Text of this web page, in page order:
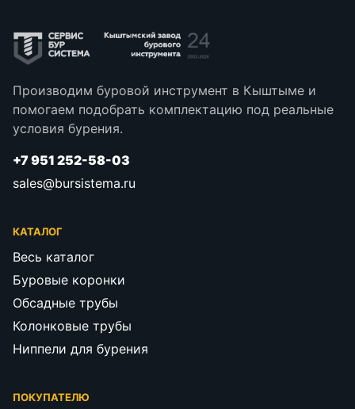
Производим буровой инструмент в Кыштыме и
помогаем подобрать комплектацию под реальные
условия бурения.
+7 951 252-58-03
sales@bursistema.ru
КАТАЛОГ
Весь каталог
Буровые коронки
Обсадные трубы
Колонковые трубы
Ниппели для бурения
ПОКУПАТЕЛЮ